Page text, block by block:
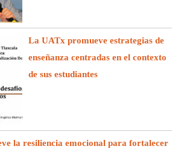
La UATx promueve estrategias de
enseñanza centradas en el contexto
de sus estudiantes
la resiliencia emocional para fortalecer